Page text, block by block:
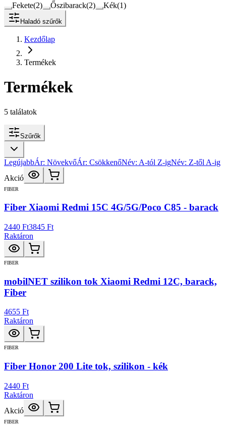
Fekete(2) Őszibarack(2) Kék(1)
Haladó szűrők
Kezdőlap
Termékek
Termékek
5 találatok
Szűrők
LegújabbÁr: NövekvőÁr: CsökkenőNév: A-tól Z-igNév: Z-től A-ig
Akció
FIBER
Fiber Xiaomi Redmi 15C 4G/5G/Poco C85 - barack
2440 Ft3845 Ft
Raktáron
FIBER
mobilNET szilikon tok Xiaomi Redmi 12C, barack,
Fiber
4655 Ft
Raktáron
FIBER
Fiber Honor 200 Lite tok, szilikon - kék
2440 Ft
Raktáron
Akció
FIBER